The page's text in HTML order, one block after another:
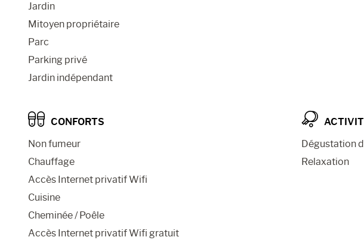
Jardin
Mitoyen propriétaire
Parc
Parking privé
Jardin indépendant
CONFORTS
Non fumeur
Chauffage
Accès Internet privatif Wifi
Cuisine
Cheminée / Poêle
Accès Internet privatif Wifi gratuit
Dégustation
Relaxation